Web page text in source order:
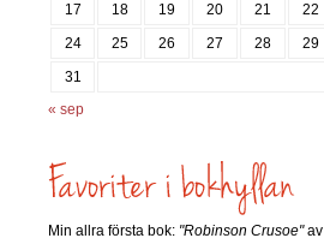
17
18 19 20 21 22
24
25 26 27 28 29
31
« sep
Min allra första bok: "Robinson Crusoe"av